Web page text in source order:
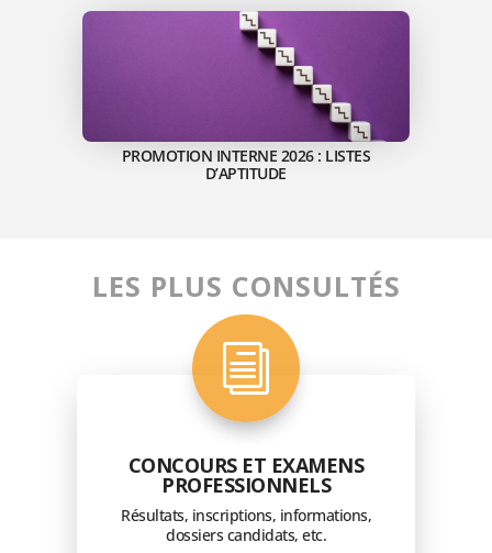
PROMOTION INTERNE 2026 : LISTES
D’APTITUDE
LES PLUS CONSULTÉS
i
CONCOURS ET EXAMENS
PROFESSIONNELS
Résultats, inscriptions, informations,
dossiers candidats, etc.